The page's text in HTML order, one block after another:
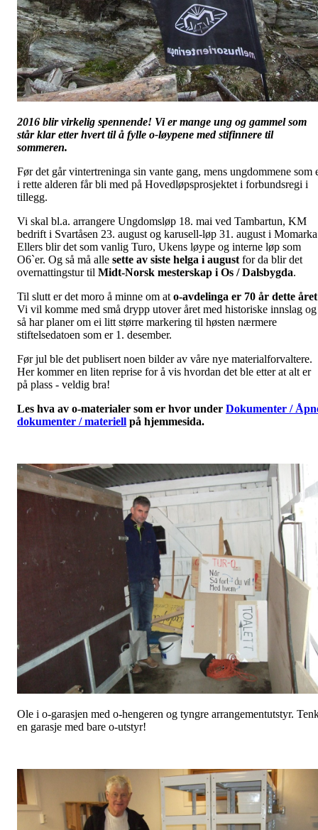
2016 blir virkelig spennende! Vi er mange ung og gammel som
står klar etter hvert til å fylle o-løypene med stifinnere til
sommeren.
Før det går vintertreninga sin vante gang, mens ungdommene som
i rette alderen får bli med på Hovedløpsprosjektet i forbundsregi i
tillegg.
Vi skal bl.a. arrangere Ungdomsløp 18. mai ved Tambartun, KM
bedrift i Svartåsen 23. august og karusell-løp 31. august i
Ellers blir det som vanlig Turo, Ukens løype og interne løp som
O6`er. Og så må alle sette av siste helga i august for da blir det
overnattingstur til Midt-Norsk mesterskap i Os / Dalsbygda.
Til slutt er det moro å minne om at o-avdelinga er 70 år dette året
Vi vil komme med små drypp utover året med historiske innslag og
så har planer om ei litt større markering til høsten nærmere
stiftelsedatoen som er 1. desember.
Før jul ble det publisert noen bilder av våre nye materialforvaltere.
Her kommer en liten reprise for å vis hvordan det ble etter at alt er
på plass - veldig bra!
Les hva av o-materialer som er hvor under Dokumenter /
dokumenter / materiell på hjemmesida.
Ole i o-garasjen med o-hengeren og tyngre arrangementutstyr.
en garasje med bare o-utstyr!